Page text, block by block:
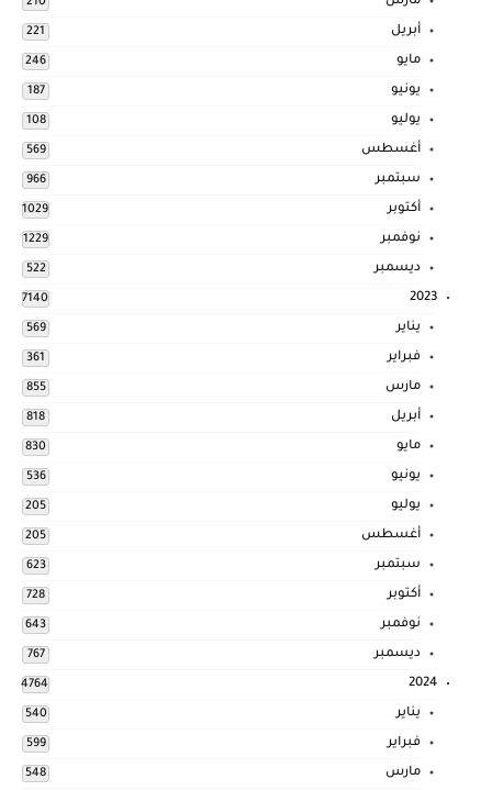
210
أبريل 221
مايو 246
يونيو 187
يوليو 108
أغسطس 569
سبتمبر 966
أكتوبر 1029
نوفمبر 1229
ديسمبر 522
2023
7140
يناير 569
فبراير 361
مارس 855
أبريل 818
مايو 830
يونيو 536
يوليو 205
أغسطس 205
سبتمبر 623
أكتوبر 728
نوفمبر 643
ديسمبر 767
2024
4764
يناير 540
فبراير 599
مارس 548